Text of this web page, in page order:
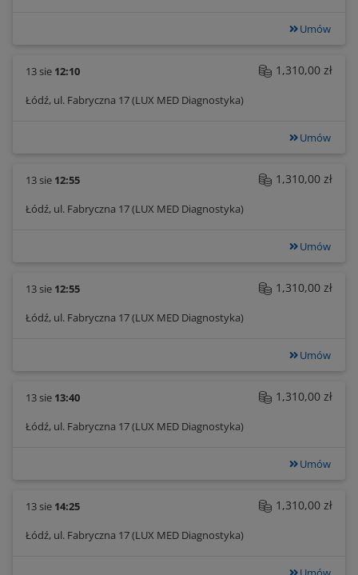
Umów
13 sie 12:10
Łódź, ul. Fabryczna 17 (LUX MED Diagnostyka)
1,310,00 zł
Umów
13 sie 12:55
Łódź, ul. Fabryczna 17 (LUX MED Diagnostyka)
1,310,00 zł
Umów
13 sie 12:55
Łódź, ul. Fabryczna 17 (LUX MED Diagnostyka)
1,310,00 zł
Umów
13 sie 13:40
Łódź, ul. Fabryczna 17 (LUX MED Diagnostyka)
1,310,00 zł
Umów
13 sie 14:25
Łódź, ul. Fabryczna 17 (LUX MED Diagnostyka)
1,310,00 zł